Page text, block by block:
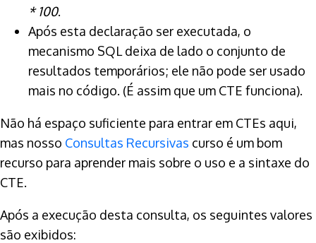
* 100.
Após esta declaração ser executada, o
mecanismo SQL deixa de lado o conjunto de
resultados temporários; ele não pode ser usado
mais no código. (É assim que um CTE funciona).
Não há espaço suficiente para entrar em CTEs aqui,
mas nosso Consultas Recursivas curso é um bom
recurso para aprender mais sobre o uso e a sintaxe do
CTE.
Após a execução desta consulta, os seguintes valores
são exibidos: